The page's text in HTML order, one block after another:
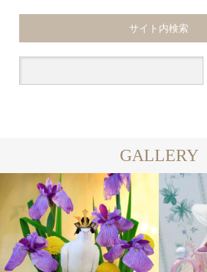
サイト内検索
GALLERY